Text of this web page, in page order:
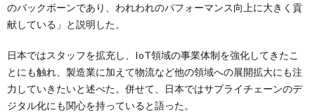
のバックボーンであり、われわれのパフォーマンス向上に大きく貢
献している」と説明した。
日本ではスタッフを拡充し、IoT領域の事業体制を強化してきたこ
とにも触れ、製造業に加えて物流など他の領域への展開拡大にも注
力していきたいと述べた。併せて、日本ではサプライチェーンのデ
ジタル化にも関心を持っていると語った。